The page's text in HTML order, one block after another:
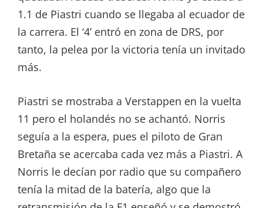
1.1 de Piastri cuando se llegaba al ecuador de
la carrera. El ‘4’ entró en zona de DRS, por
tanto, la pelea por la victoria tenía un invitado
más.
Piastri se mostraba a Verstappen en la vuelta
11 pero el holandés no se achantó. Norris
seguía a la espera, pues el piloto de Gran
Bretaña se acercaba cada vez más a Piastri. A
Norris le decían por radio que su compañero
tenía la mitad de la batería, algo que la